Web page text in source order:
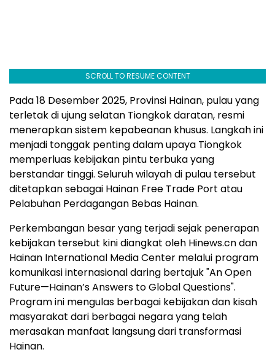
SCROLL TO RESUME CONTENT
Pada 18 Desember 2025, Provinsi Hainan, pulau yang
terletak di ujung selatan Tiongkok daratan, resmi
menerapkan sistem kepabeanan khusus. Langkah ini
menjadi tonggak penting dalam upaya Tiongkok
memperluas kebijakan pintu terbuka yang
berstandar tinggi. Seluruh wilayah di pulau tersebut
ditetapkan sebagai Hainan Free Trade Port atau
Pelabuhan Perdagangan Bebas Hainan.
Perkembangan besar yang terjadi sejak penerapan
kebijakan tersebut kini diangkat oleh Hinews.cn dan
Hainan International Media Center melalui program
komunikasi internasional daring bertajuk "An Open
Future—Hainan’s Answers to Global Questions".
Program ini mengulas berbagai kebijakan dan kisah
masyarakat dari berbagai negara yang telah
merasakan manfaat langsung dari transformasi
Hainan.